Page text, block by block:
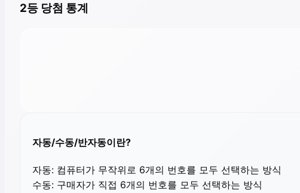
2등 당첨 통계
자동/수동/반자동이란?
자동: 컴퓨터가 무작위로 6개의 번호를 모두 선택하는 방식
수동: 구매자가 직접 6개의 번호를 모두 선택하는 방식